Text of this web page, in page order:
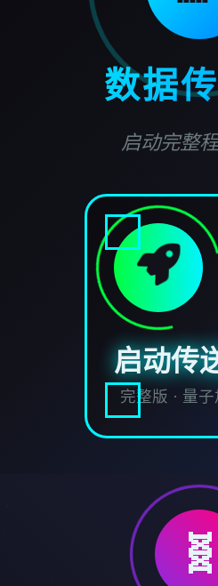
数据
启动完整
启动传
完整版 · 量
🧬